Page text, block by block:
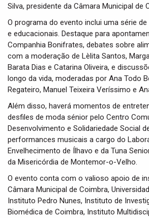
Silva, presidente da Câmara Municipal de
O programa do evento inclui uma série
e educacionais. Destaque para
Companhia Bonifrates, debates sobre
com a moderação de Lèlita Santos,
Barata Dias e Catarina Oliveira, e
longo da vida, moderadas por Ana Todo
Regateiro, Manuel Teixeira Veríssimo e
Além disso, haverá momentos de
desfiles de moda sénior pelo Centro
Desenvolvimento e Solidariedade Social
performances musicais a cargo do
Envelhecimento de Ílhavo e da Tuna
da Misericórdia de Montemor-o-Velho.
O evento conta com o valioso apoio de
Câmara Municipal de Coimbra,
Instituto Pedro Nunes, Instituto de
Biomédica de Coimbra, Instituto